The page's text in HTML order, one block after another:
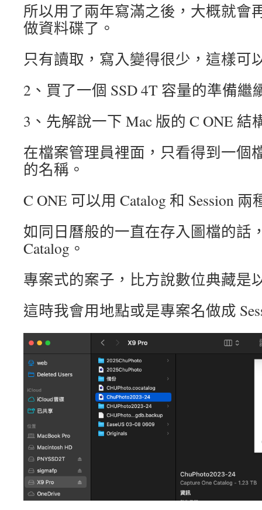
所以用了兩年寫滿之後，大概就會
做資料碟了。
只有讀取，寫入變得很少，這樣可
2、買了一個 SSD 4T 容量的準備繼
3、先解說一下 Mac 版的 C ONE 結
在檔案管理員裡面，只看得到一個
的名稱。
C ONE 可以用 Catalog 和 Session 兩
如同日曆般的一直在存入圖檔的話
Catalog。
專案式的案子，比方說數位典藏是
這時我會用地點或是專案名做成